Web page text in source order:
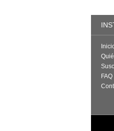
FAQ